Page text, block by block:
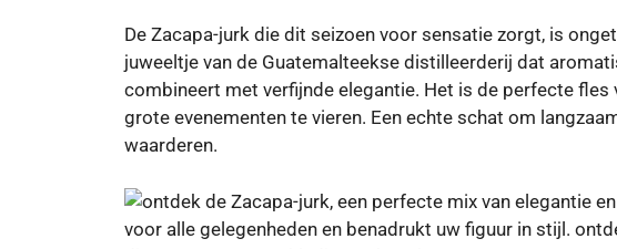
De Zacapa-jurk die dit seizoen voor sensatie zorgt, is
juweeltje van de Guatemalteekse distilleerderij dat
combineert met verfijnde elegantie. Het is de perfecte
grote evenementen te vieren. Een echte schat om
waarderen.